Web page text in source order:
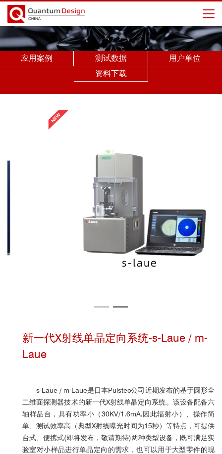
应用案例 测试数据
用户单位
资料下载
新一代X射线单晶定向系统-s-Laue / m-
Laue
s-Laue / m-Laue是日本Pulstec公司近期发布的基于圆形全
二维面探测器技术的新一代X射线单晶定向系统。该设备配备六
轴样品台，具有功率小（30KV/1.6mA,因此辐射小）、操作简
单、测试效率高（典型X射线曝光时间为15秒）等特点，可提供
台式、便携式(即将发布，敬请期待)两种类型设备，既可满足实
验室对小样品进行单晶定向的需求，也可以用于大型零件的现